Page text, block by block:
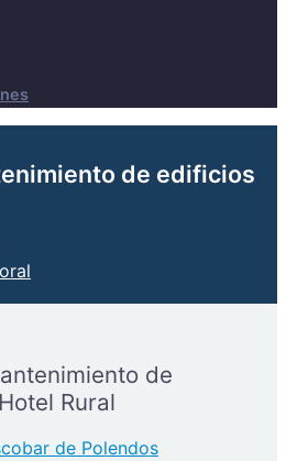
de edificios
de
Rural
de Polendos